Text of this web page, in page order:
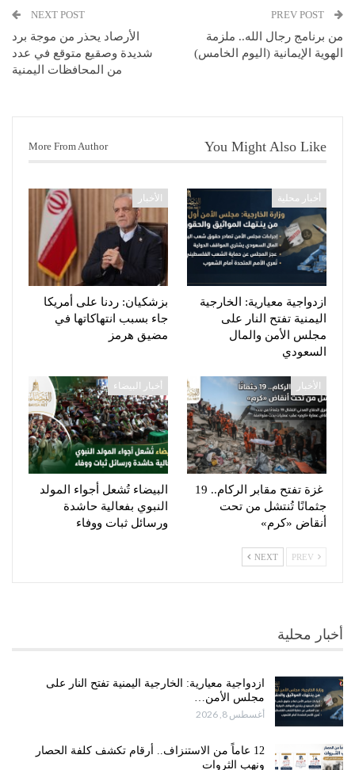
من برنامج رجال الله.. ملزمة
الهوية الإيمانية (اليوم الخامس)
NEXT POST
الأرصاد يحذر من موجة برد
شديدة وصقيع متوقع في عدد
من المحافظات اليمنية
You Might Also Like
More From Author
أخبار محلية
ازدواجية معيارية: الخارجية
اليمنية تفتح النار على
مجلس الأمن والمال
السعودي
الأخبار
بزشكيان: ردنا على أمريكا
جاء بسبب انتهاكاتها في
مضيق هرمز
الأخبار
غزة تفتح مقابر الركام.. 19
جثمانًا تُنتشل من تحت
أنقاض «كرم»
أخبار البيضاء
البيضاء تُشعل أجواء المولد
النبوي بفعالية حاشدة
ورسائل ثبات ووفاء
NEXT
أخبار محلية
ازدواجية معيارية: الخارجية اليمنية تفتح النار على
مجلس الأمن…
أغسطس 8, 2026
12 عاماً من الاستنزاف.. أرقام تكشف كلفة الحصار
ونهب الثروات